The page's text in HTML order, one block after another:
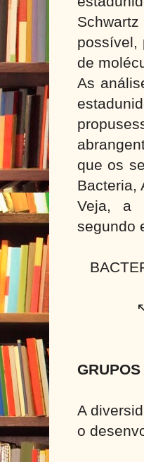
possível,
de
As
que os
Bacteria,
Veja, a
segundo
A
o